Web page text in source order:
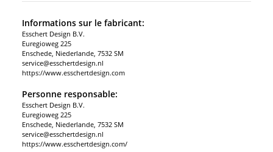
Informations sur le fabricant:
Esschert Design B.V.
Euregioweg 225
Enschede, Niederlande, 7532 SM
service@esschertdesign.nl
https://www.esschertdesign.com
Personne responsable:
Esschert Design B.V.
Euregioweg 225
Enschede, Niederlande, 7532 SM
service@esschertdesign.nl
https://www.esschertdesign.com/